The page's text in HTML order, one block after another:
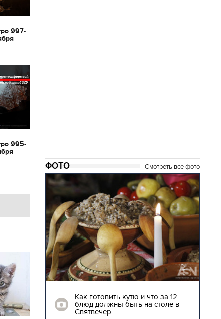
997-
995-
ФОТО Смотреть все фото
за 12
в
Возвращение на Родину. Самые
трогательные кадры встречи
освобожденных заложников